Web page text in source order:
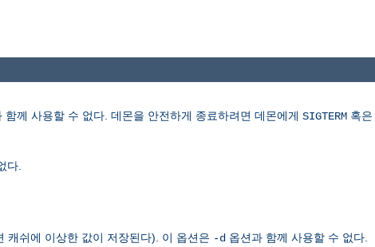
함께 사용할 수 없다. 데몬을 안전하게 종료하려면 데몬에게 SIGTERM 혹은
다.
캐쉬에 이상한 값이 저장된다). 이 옵션은 -d 옵션과 함께 사용할 수 없다.